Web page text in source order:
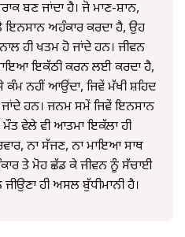
ਬਣ ਜਾਂਦਾ ਹੈ। ਜੋ ਮਾਣ-ਸ਼ਾਨ,
ਇਨਸਾਨ ਅਹੰਕਾਰ ਕਰਦਾ ਹੈ, ਉਹ
ਹੀ ਖਤਮ ਹੋ ਜਾਂਦੇ ਹਨ। ਜੀਵਨ
ਇਕੱਠੀ ਕਰਨ ਲਈ ਕਰਦਾ ਹੈ,
ਨਹੀਂ ਆਉਂਦਾ, ਜਿਵੇਂ ਮੱਖੀ ਸ਼ਹਿਦ
ਹਨ। ਜਨਮ ਸਮੇਂ ਜਿਵੇਂ ਇਨਸਾਨ
ਵੇਲੇ ਵੀ ਆਤਮਾ ਇਕੱਲਾ ਹੀ
ਨਾ ਸੱਜਣ, ਨਾ ਮਾਇਆ ਸਾਥ
ਤੇ ਮੋਹ ਛੱਡ ਕੇ ਜੀਵਨ ਨੂੰ ਸੱਚਾਈ
ਹੀ ਅਸਲ ਬੁੱਧੀਮਾਨੀ ਹੈ।